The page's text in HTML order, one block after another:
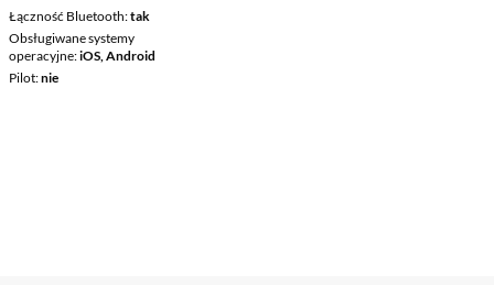
Łączność Bluetooth tak
Obsługiwane systemy
operacyjne iOS, Android
Pilot nie